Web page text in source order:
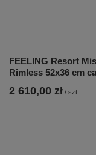
FEELING Resort
Rimless 52x36 cm
2 610,00 zł / szt.